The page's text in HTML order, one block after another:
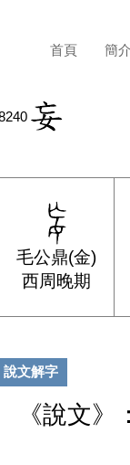
首頁 簡
毛公鼎(金)
西周晚期
說文解字
《說文